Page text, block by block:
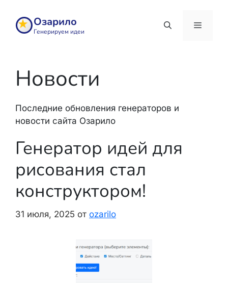
содержимому
Озарило
Генерируем идеи
Новости
Последние обновления генераторов и
новости сайта Озарило
Генератор идей для
рисования стал
конструктором!
31 июля, 2025 от ozarilo